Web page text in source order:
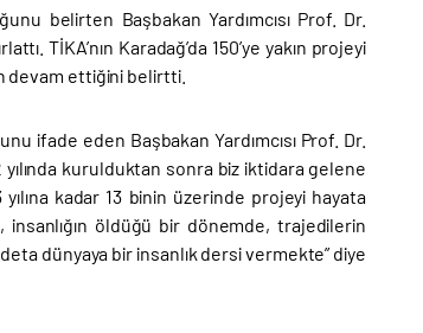
belirten Başbakan Yardımcısı Prof. Dr.
TİKA’nın Karadağ’da 150’ye yakın projeyi
devam ettiğini belirtti.
ifade eden Başbakan Yardımcısı Prof. Dr.
kurulduktan sonra biz iktidara gelene
kadar 13 binin üzerinde projeyi hayata
öldüğü bir dönemde, trajedilerin
dünyaya bir insanlık dersi vermekte” diye